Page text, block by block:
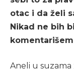
otac i da želi
Nikad ne bih
komentarišem
Aneli u